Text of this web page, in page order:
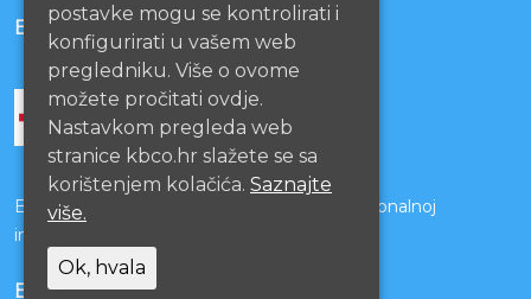
BOLNICE PARTNERI
Bolnice s kojima je potpisan ugovor o funkcionalnoj
integraciji
EU PROJEKTI
postavke mogu se kontrolirati i
konfigurirati u vašem web
pregledniku. Više o ovome
možete pročitati ovdje.
Nastavkom pregleda web
stranice kbco.hr slažete se sa
korištenjem kolačića. Saznajte
više.
Ok, hvala